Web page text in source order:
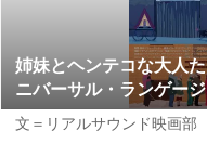
姉妹とヘンテコな大人
ニバーサル・ランゲー
文＝リアルサウンド映画部